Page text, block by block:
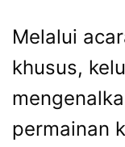
Melalui
khusus,
permainan